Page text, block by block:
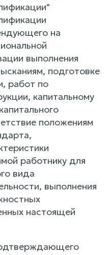
на
выполнения
подготовке
работ по
капитальному
положениям
работнику для
вида
выполнения
настоящей